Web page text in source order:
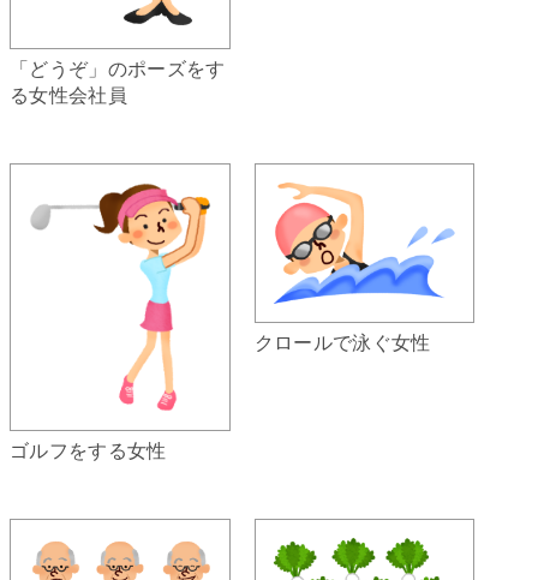
「どうぞ」のポーズをす
る女性会社員
ゴルフをする女性
クロールで泳ぐ女性